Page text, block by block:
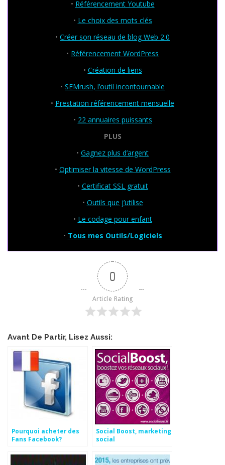
• Référencement Youtube
• Le choix des mots clés
• Créer son réseau de blog Web 2.0
• Référencement WordPress
• Création de liens
• SEMrush, l’outil incontournable
• Prestation référencement mensuelle
• 22 annuaires puissants
PLUS
• Gagnez plus d’argent
• Optimiser la vitesse de WordPress
• Certificat SSL gratuit
• Outils que j’utilise
• Le codage pour enfant
• Tous mes Outils/Logiciels
0
Article Rating
Avant De Partir, Lisez Aussi:
Pourquoi acheter des
Fans Facebook?
Social Boost, marketing
social